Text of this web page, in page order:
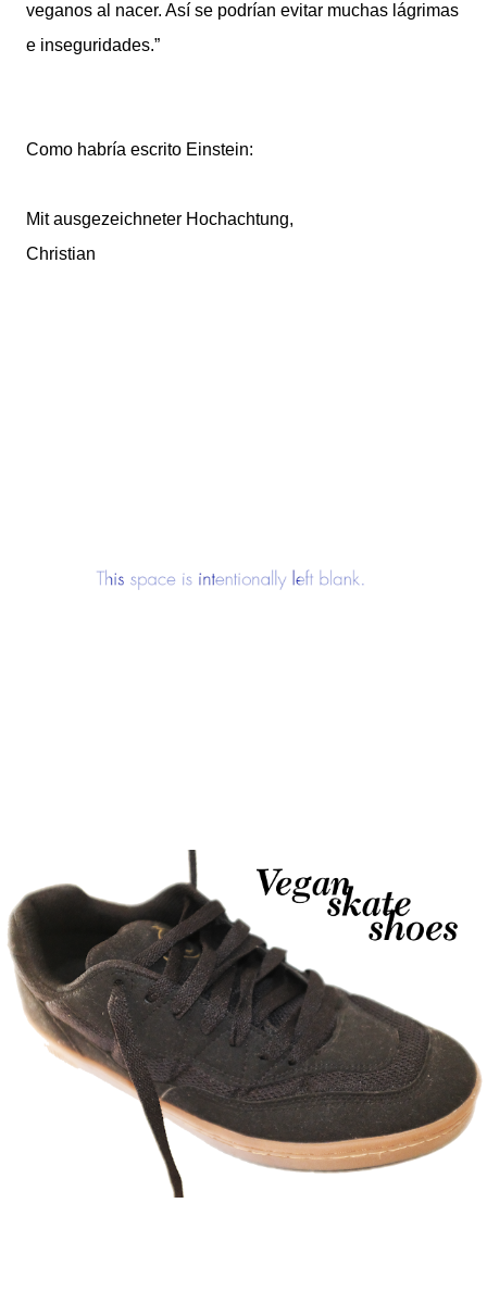
veganos al nacer. Así se podrían evitar muchas lágrimas
e inseguridades.”
Como habría escrito Einstein:
Mit ausgezeichneter Hochachtung,
Christian